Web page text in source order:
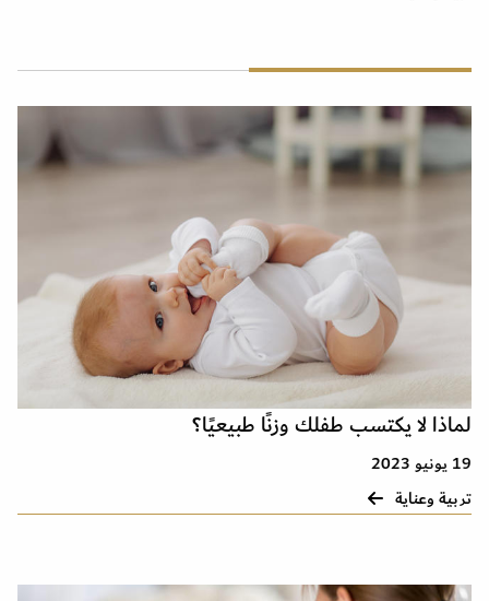
لماذا لا يكتسب طفلك وزنًا طبيعيًا؟
19 يونيو 2023
تربية وعناية